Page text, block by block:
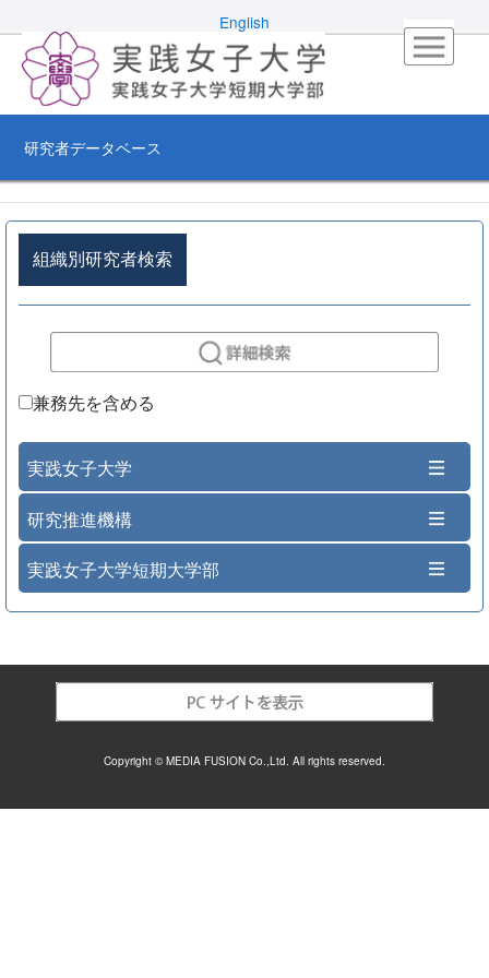
English
研究者データベース
組織別研究者検索
兼務先を含める
実践女子大学
研究推進機構
実践女子大学短期大学部
Copyright © MEDIA FUSION Co.,Ltd. All rights reserved.